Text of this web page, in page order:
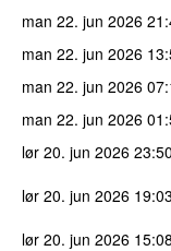
man 22. jun 2026
man 22. jun 2026
man 22. jun 2026
man 22. jun 2026
lør 20. jun 2026 23:50
lør 20. jun 2026 19:03
lør 20. jun 2026 15:08